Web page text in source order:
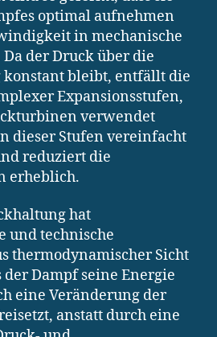
optimal aufnehmen
in mechanische
der Druck über die
konstant bleibt, entfällt die
Expansionsstufen,
verwendet
dieser Stufen vereinfacht
reduziert die
erheblich.
hat
und technische
thermodynamischer Sicht
der Dampf seine Energie
eine Veränderung der
anstatt durch eine